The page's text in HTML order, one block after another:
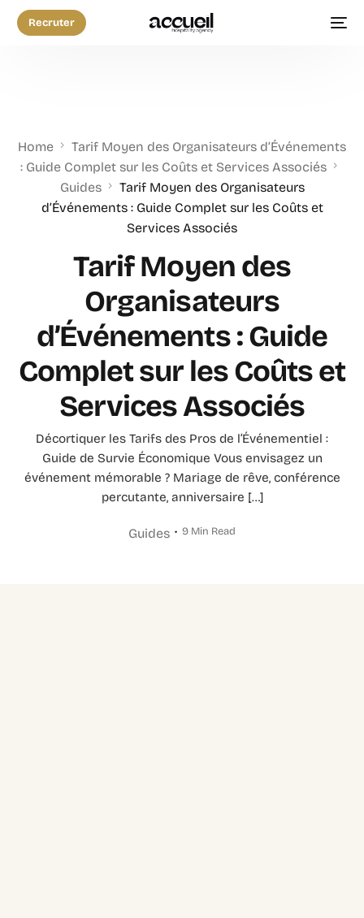
Recruter
Home
Tarif Moyen des Organisateurs d’Événements
: Guide Complet sur les Coûts et Services Associés
Guides
Tarif Moyen des Organisateurs
d’Événements : Guide Complet sur les Coûts et
Services Associés
Tarif Moyen des
Organisateurs
d’Événements : Guide
Complet sur les Coûts et
Services Associés
Décortiquer les Tarifs des Pros de l’Événementiel :
Guide de Survie Économique Vous envisagez un
événement mémorable ? Mariage de rêve, conférence
percutante, anniversaire […]
Guides 9 Min Read